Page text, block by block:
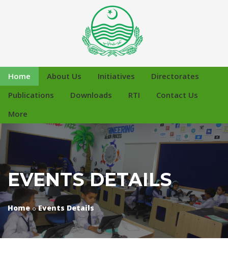
Home About Us Initiatives
Directorates
Publications
Downloads RTI
Contact Us
More
EVENTS DETAILS
Home Events Details